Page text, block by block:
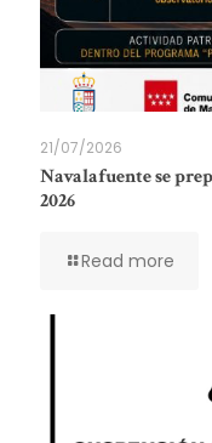
21/07/2026
Navalafuente se
2026
Read more